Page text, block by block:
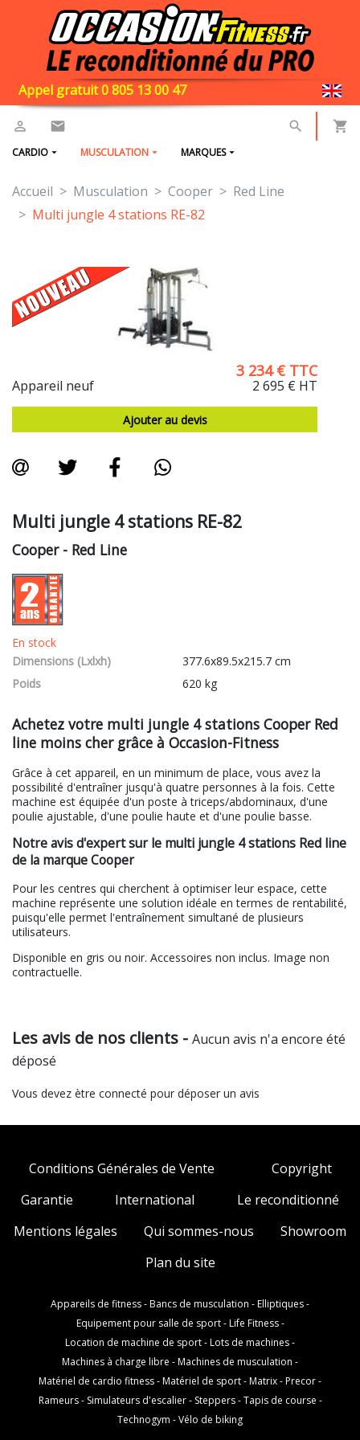
Appel gratuit 0 805 13 00 47
CARDIO MUSCULATION MARQUES
Accueil Musculation Cooper
Red Line
Multi jungle 4 stations RE-82
Multi jungle 4 stations RE-82
Cooper- Red Line
En stock
Dimensions (Lxlxh)
377.6x89.5x215.7 cm
Poids
620 kg
Appareil neuf
3 234 € TTC
2 695 € HT
Ajouter au devis
Achetez votre multi jungle 4 stations Cooper Red
line moins cher grâce à Occasion-Fitness
Grâce à cet appareil, en un minimum de place, vous avez la
possibilité d'entraîner jusqu'à quatre personnes à la fois. Cette
machine est équipée d'un poste à triceps/abdominaux, d'une
poulie ajustable, d'une poulie haute et d'une poulie basse.
Notre avis d'expert sur le multi jungle 4 stations Red line
de la marque Cooper
Pour les centres qui cherchent à optimiser leur espace, cette
machine représente une solution idéale en termes de rentabilité,
puisqu'elle permet l'entraînement simultané de plusieurs
utilisateurs.
Disponible en gris ou noir. Accessoires non inclus. Image non
contractuelle.
Les avis de nos clients - Aucun avis n'a encore été
déposé
Vous devez ètre connecté pour déposer un avis
Conditions Générales de Vente
Copyright
Garantie
International
Le reconditionné
Mentions légales
Qui sommes-nous
Showroom
Plan du site
Appareils de fitness-Bancs de musculation -Elliptiques-
Equipement pour salle de sport-Life Fitness-
Location de machine de sport-Lots de machines-
Machines à charge libre -Machines de musculation -
Matériel de cardio fitness-Matériel de sport-Matrix-Precor-
Rameurs- Simulateurs d'escalier- Steppers-Tapis de course -
Technogym -Vélo de biking